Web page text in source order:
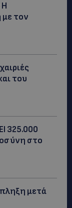
Η
με τον
του
325.000
στο
μετά